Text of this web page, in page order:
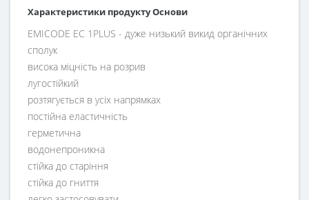
Характеристики продукту Основи
EMICODE EC 1PLUS - дуже низький викид органічних
сполук
висока міцність на розрив
лугостійкий
розтягується в усіх напрямках
постійна еластичність
герметична
водонепроникна
стійка до старіння
стійка до гниття